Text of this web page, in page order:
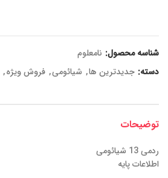
شناسه محصول: نامعلوم
دسته: جدیدترین ها, شیائومی, فروش ویژه,
توضیحات
ردمی 13 شیائومی
اطلاعات پایه